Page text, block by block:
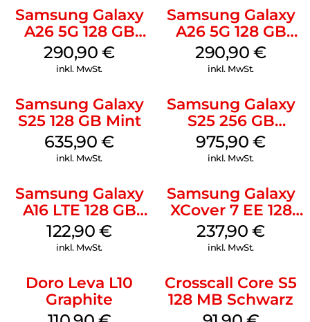
Samsung Galaxy
A26 5G 128 GB
White
290,90€
inkl. MwSt.
Samsung Galaxy
A26 5G 128 GB
Mint
290,90€
inkl. MwSt.
Samsung Galaxy
S25 128 GB Mint
635,90€
inkl. MwSt.
Samsung Galaxy
S25 256 GB
Icyblue
975,90€
inkl. MwSt.
Samsung Galaxy
A16 LTE 128 GB
Black
122,90€
inkl. MwSt.
Samsung Galaxy
XCover 7 EE 128
GB Black
237,90€
inkl. MwSt.
Doro Leva L10
Graphite
Crosscall Core S5
128 MB Schwarz